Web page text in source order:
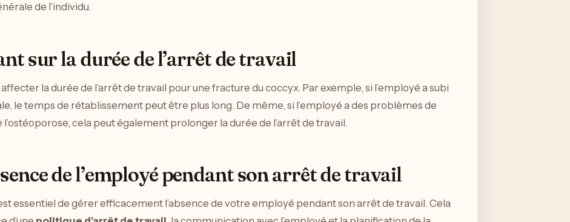
de l’individu.
sur la durée de l’arrêt de travail
la durée de l’arrêt de travail pour une fracture du coccyx. Par exemple, si l’employé a subi
le temps de rétablissement peut être plus long. De même, si l’employé a des problèmes de
l’ostéoporose, cela peut également prolonger la durée de l’arrêt de travail.
de l’employé pendant son arrêt de travail
essentiel de gérer efficacement l’absence de votre employé pendant son arrêt de travail. Cela